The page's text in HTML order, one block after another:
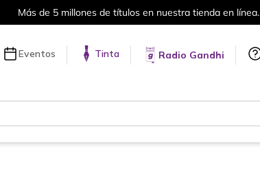
Más de 5 millones de títulos en nuestra tienda en línea.
Eventos Tinta Radio Gandhi